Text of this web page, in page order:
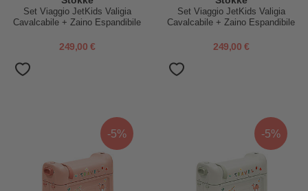
Set Viaggio JetKids Valigia
Cavalcabile + Zaino Espandibile
249,00 €
Set Viaggio JetKids Valigia
Cavalcabile + Zaino Espandibile
249,00 €
-5% -5%